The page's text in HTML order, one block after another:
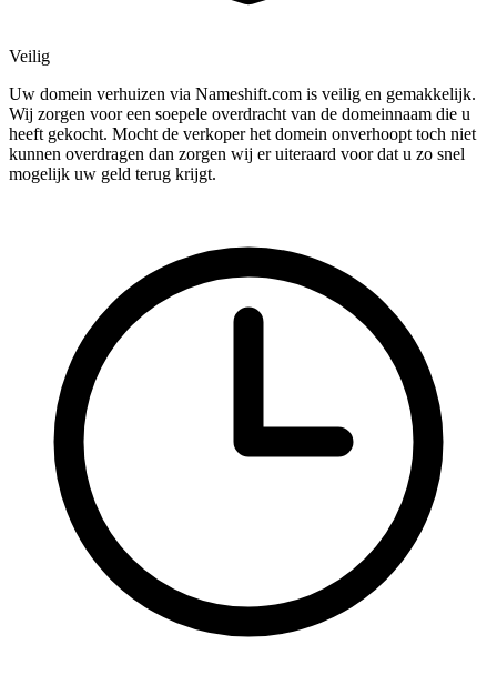
Veilig
Uw domein verhuizen via Nameshift.com is veilig en gemakkelijk.
Wij zorgen voor een soepele overdracht van de domeinnaam die u
heeft gekocht. Mocht de verkoper het domein onverhoopt toch niet
kunnen overdragen dan zorgen wij er uiteraard voor dat u zo snel
mogelijk uw geld terug krijgt.